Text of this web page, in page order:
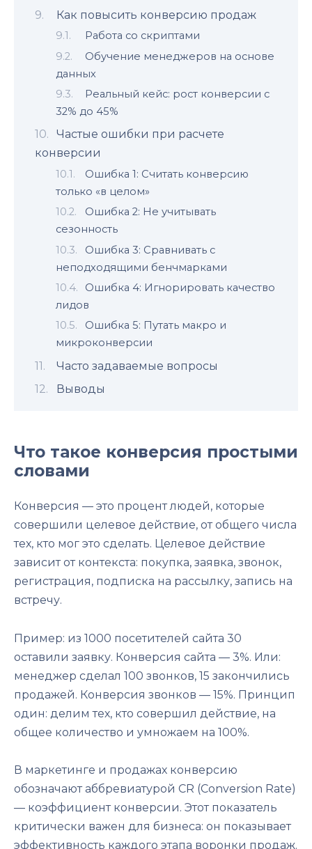
Как повысить конверсию продаж
Работа со скриптами
Обучение менеджеров на основе
данных
Реальный кейс: рост конверсии с
32% до 45%
Частые ошибки при расчете
конверсии
Ошибка 1: Считать конверсию
только «в целом»
Ошибка 2: Не учитывать
сезонность
Ошибка 3: Сравнивать с
неподходящими бенчмарками
Ошибка 4: Игнорировать качество
лидов
Ошибка 5: Путать макро и
микроконверсии
Часто задаваемые вопросы
Выводы
Что такое конверсия простыми
словами
Конверсия — это процент людей, которые
совершили целевое действие, от общего числа
тех, кто мог это сделать. Целевое действие
зависит от контекста: покупка, заявка, звонок,
регистрация, подписка на рассылку, запись на
встречу.
Пример: из 1000 посетителей сайта 30
оставили заявку. Конверсия сайта — 3%. Или:
менеджер сделал 100 звонков, 15 закончились
продажей. Конверсия звонков — 15%. Принцип
один: делим тех, кто совершил действие, на
общее количество и умножаем на 100%.
В маркетинге и продажах конверсию
обозначают аббревиатурой CR (Conversion Rate)
— коэффициент конверсии. Этот показатель
критически важен для бизнеса: он показывает
эффективность каждого этапа воронки продаж.